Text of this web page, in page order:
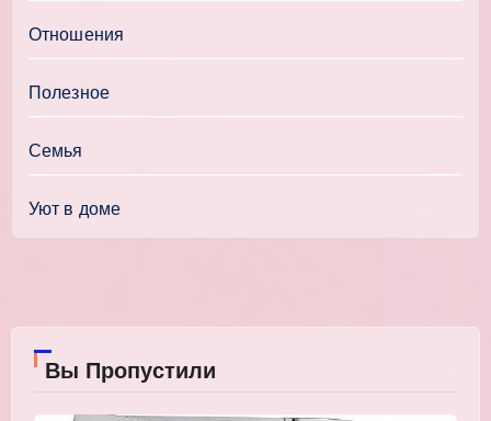
Отношения
Полезное
Семья
Уют в доме
Вы Пропустили